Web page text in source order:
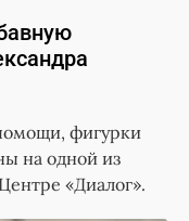
фигурки
на одной из
«Диалог».